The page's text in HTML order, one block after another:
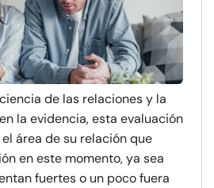
de las relaciones y la
la evidencia, esta evaluación
área de su relación que
en este momento, ya sea
fuertes o un poco fuera